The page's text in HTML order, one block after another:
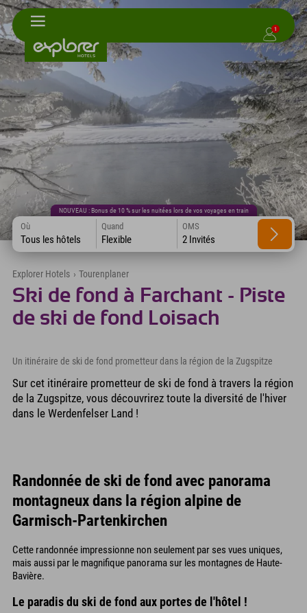
1
NOUVEAU : Bonus de 10 % sur les nuitées lors de vos voyages en train
Où
Tous les hôtels
Quand
Flexible
OMS
2 Invités
Explorer Hotels › Tourenplaner
Ski de fond à Farchant - Piste
de ski de fond Loisach
Un itinéraire de ski de fond prometteur dans la région de la Zugspitze
Sur cet itinéraire prometteur de ski de fond à travers la région
de la Zugspitze, vous découvrirez toute la diversité de l'hiver
dans le Werdenfelser Land !
Randonnée de ski de fond avec panorama
montagneux dans la région alpine de
Garmisch-Partenkirchen
Cette randonnée impressionne non seulement par ses vues uniques,
mais aussi par le magnifique panorama sur les montagnes de Haute-
Bavière.
Le paradis du ski de fond aux portes de l'hôtel !